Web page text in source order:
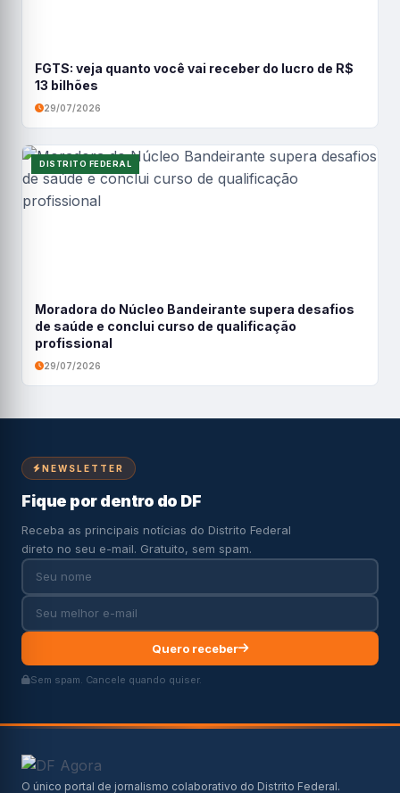
FGTS: veja quanto você vai receber do lucro de R$
13 bilhões
29/07/2026
DISTRITO FEDERAL
Moradora do Núcleo Bandeirante supera desafios
de saúde e conclui curso de qualificação
profissional
29/07/2026
NEWSLETTER
Fique por dentro do DF
Receba as principais notícias do Distrito Federal
direto no seu e-mail. Gratuito, sem spam.
Quero receber
Sem spam. Cancele quando quiser.
O único portal de jornalismo colaborativo do Distrito Federal.